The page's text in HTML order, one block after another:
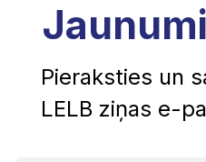
Pieraksties un
LELB ziņas e-